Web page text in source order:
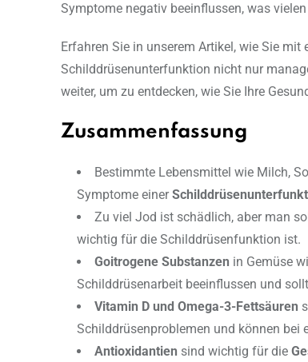
Symptome negativ beeinflussen, was
Erfahren Sie in unserem Artikel, wie Sie mit
Schilddrüsenunterfunktion nicht nur
weiter, um zu entdecken, wie Sie Ihre
Zusammenfassung
Bestimmte Lebensmittel wie Milch,
Symptome einer
Zu viel Jod ist schädlich, aber man
wichtig für die Schilddrüsenfunktion ist.
Goitrogene Substanzen in Gemüse
Schilddrüsenarbeit beeinflussen und
Vitamin D und Omega-3-Fettsäuren
Schilddrüsenproblemen und können bei
Antioxidantien sind wichtig für die